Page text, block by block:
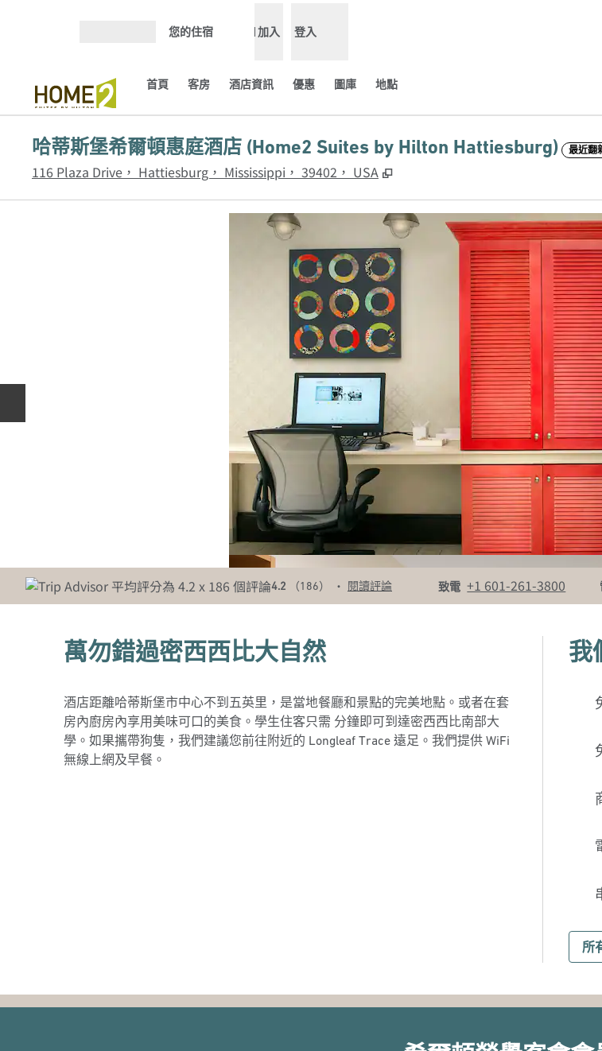
您的住宿 加入 登入
首頁 客房 酒店資訊 優惠 圖庫 地點
哈蒂斯堡希爾頓惠庭酒店 (Home2 Suites by Hilton Hattiesburg) 最近翻
116 Plaza Drive， Hattiesburg， Mississippi， 39402， USA ,
4.2 （186） • 閱讀評論 致電
致電 +1 601-261-3800
萬勿錯過密西西比大自然
酒店距離哈蒂斯堡市中心不到五英里，是當地餐廳和景點的完美地點。或者在套
房內廚房內享用美味可口的美食。學生住客只需 分鐘即可到達密西西比南部大
學。如果攜帶狗隻，我們建議您前往附近的 Longleaf Trace 遠足。我們提供 WiFi
無線上網及早餐。
我
所